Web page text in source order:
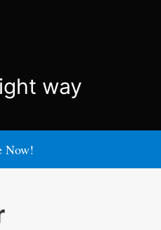
way
Now!